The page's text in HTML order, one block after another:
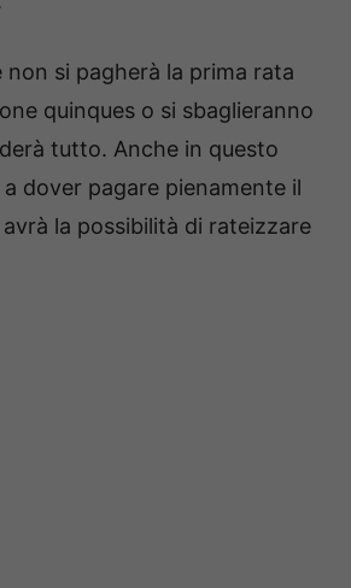
si pagherà la prima rata
quinques o si sbaglieranno
tutto. Anche in questo
dover pagare pienamente il
la possibilità di rateizzare